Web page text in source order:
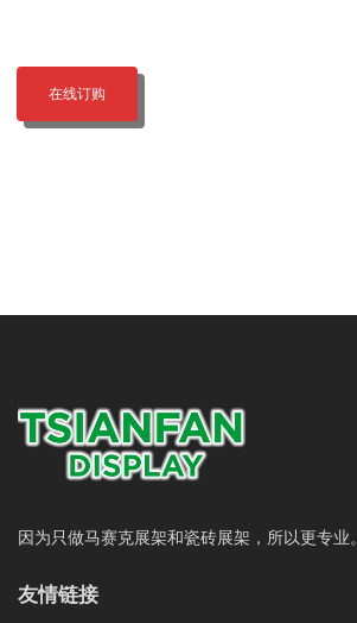
在线订购
因为只做马赛克展架和瓷砖展架，所以更专业。
友情链接